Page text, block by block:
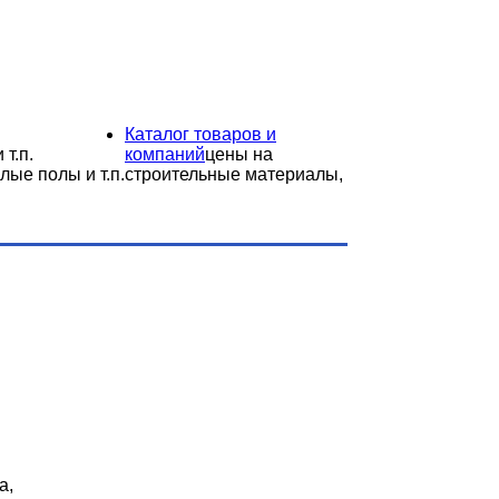
т.п.
полы и т.п.
Каталог товаров и
компанийцены на
строительные материалы,